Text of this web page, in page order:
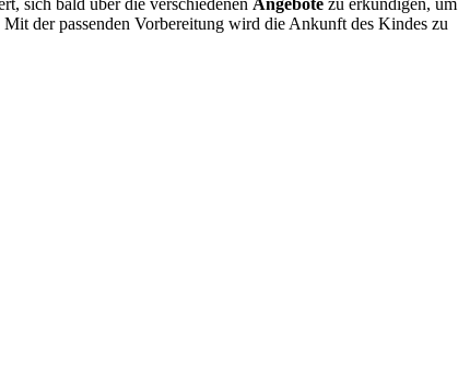
der passenden Vorbereitung wird die Ankunft des Kindes zu